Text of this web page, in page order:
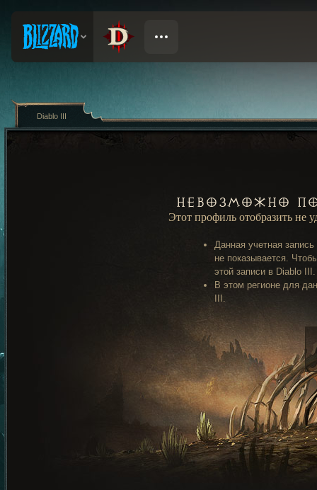
Невозможно
Этот профиль отобразить
Данная учетная
не показывается.
этой записи в Diablo III.
В этом регионе для
III.
Diablo III